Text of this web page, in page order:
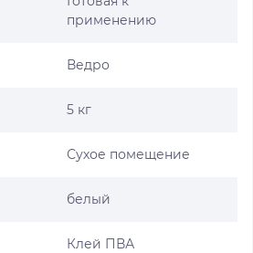
применению
Ведро
5 кг
Сухое помещение
белый
Клей ПВА